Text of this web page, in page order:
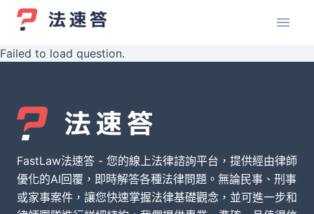
Failed to load question.
FastLaw法速答 - 您的線上法律諮詢平台，提供經由律師
優化的AI回覆，即時解答各種法律問題。無論民事、刑事
或家事案件，讓您快速掌握法律基礎觀念，並可進一步和